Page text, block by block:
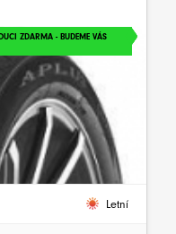
ZDARMA - BUDEME VÁS
Letní